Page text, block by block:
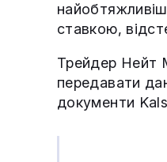
ставкою,
Трейдер Нейт
передавати
документи